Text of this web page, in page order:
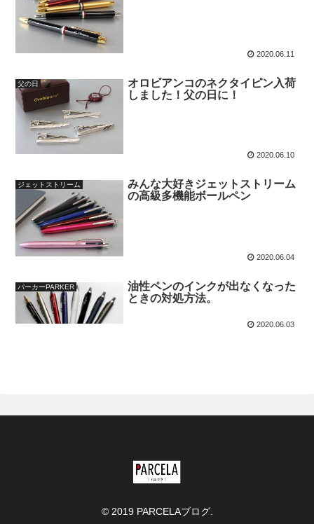
2020.06.11
父の日
オロビアンコのネクタイピン入荷
しました！父の日に！
2020.06.10
ジェットストリーム
みんな大好きジェットストリーム
の高級多機能ボールペン
2020.06.04
パーカーPARKER
油性ペンのインクが出なくなった
ときの対処方法。
2020.06.03
© 2019 PARCELAブログ.